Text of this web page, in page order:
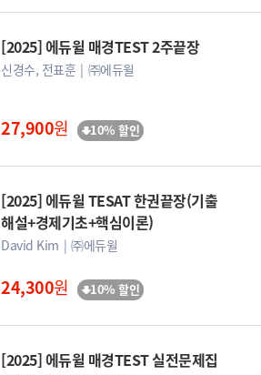
[2025] 에듀윌 매경TEST 2주끝장
신경수, 전표훈 ㈜에듀윌
27,900원 10% 할인
[2025] 에듀윌 TESAT 한권끝장(기출
해설+경제기초+핵심이론)
David Kim ㈜에듀윌
24,300원 10% 할인
[2025] 에듀윌 매경TEST 실전문제집